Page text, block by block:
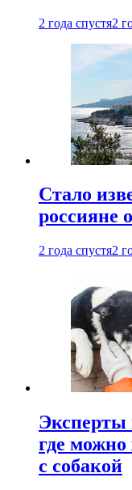
2 года спустя2
Стало
россияне
2 года спустя2
Эксперты
где можно
с собакой